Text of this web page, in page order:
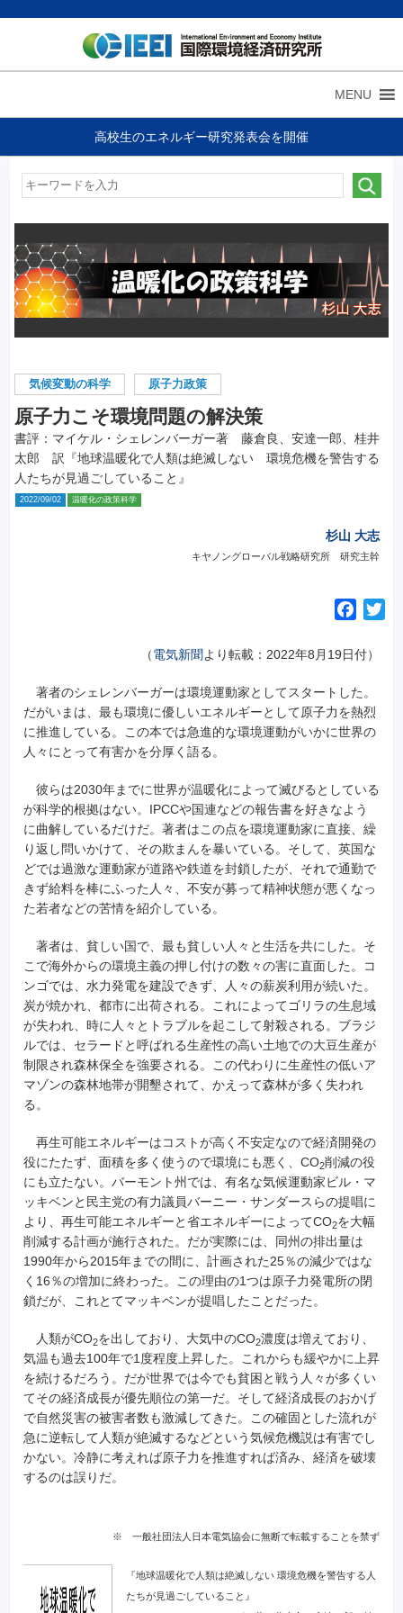
MENU
高校生のエネルギー研究発表会を開催
気候変動の科学 原子力政策
原子力こそ環境問題の解決策
書評：マイケル・シェレンバーガー著 藤倉良、安達一郎、桂井
太郎 訳『地球温暖化で人類は絶滅しない 環境危機を警告する
人たちが見過ごしていること』
2022/09/02 温暖化の政策科学
杉山 大志
キヤノングローバル戦略研究所 研究主幹
c
b
o
o
（電気新聞より転載：2022年8月19日付）
著者のシェレンバーガーは環境運動家としてスタートした。
だがいまは、最も環境に優しいエネルギーとして原子力を熱烈
に推進している。この本では急進的な環境運動がいかに世界の
人々にとって有害かを分厚く語る。
彼らは2030年までに世界が温暖化によって滅びるとしている
が科学的根拠はない。IPCCや国連などの報告書を好きなよう
に曲解しているだけだ。著者はこの点を環境運動家に直接、繰
り返し問いかけて、その欺まんを暴いている。そして、英国な
どでは過激な運動家が道路や鉄道を封鎖したが、それで通勤で
きず給料を棒にふった人々、不安が募って精神状態が悪くなっ
た若者などの苦情を紹介している。
著者は、貧しい国で、最も貧しい人々と生活を共にした。そ
こで海外からの環境主義の押し付けの数々の害に直面した。コ
ンゴでは、水力発電を建設できず、人々の薪炭利用が続いた。
炭が焼かれ、都市に出荷される。これによってゴリラの生息域
が失われ、時に人々とトラブルを起こして射殺される。ブラジ
ルでは、セラードと呼ばれる生産性の高い土地での大豆生産が
制限され森林保全を強要される。この代わりに生産性の低いア
マゾンの森林地帯が開墾されて、かえって森林が多く失われ
る。
再生可能エネルギーはコストが高く不安定なので経済開発の
役にたたず、面積を多く使うので環境にも悪く、CO2削減の役
にも立たない。バーモント州では、有名な気候運動家ビル・マ
ッキベンと民主党の有力議員バーニー・サンダースらの提唱に
より、再生可能エネルギーと省エネルギーによってCO2を大幅
削減する計画が施行された。だが実際には、同州の排出量は
1990年から2015年までの間に、計画された25％の減少ではな
く16％の増加に終わった。この理由の1つは原子力発電所の閉
鎖だが、これとてマッキベンが提唱したことだった。
人類がCO2を出しており、大気中のCO2濃度は増えており、
気温も過去100年で1度程度上昇した。これからも緩やかに上昇
を続けるだろう。だが世界では今でも貧困と戦う人々が多くい
てその経済成長が優先順位の第一だ。そして経済成長のおかげ
で自然災害の被害者数も激減してきた。この確固とした流れが
急に逆転して人類が絶滅するなどという気候危機説は有害でし
かない。冷静に考えれば原子力を推進すれば済み、経済を破壊
するのは誤りだ。
※ 一般社団法人日本電気協会に無断で転載することを禁ず
『地球温暖化で人類は絶滅しない 環境危機を警告する人
たちが見過ごしていること』